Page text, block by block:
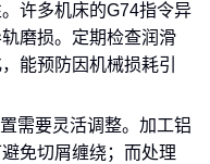
许多机床的G74指令异
磨损。定期检查润滑
能预防因机械损耗引
需要灵活调整。加工铝
免切屑缠绕；而处理